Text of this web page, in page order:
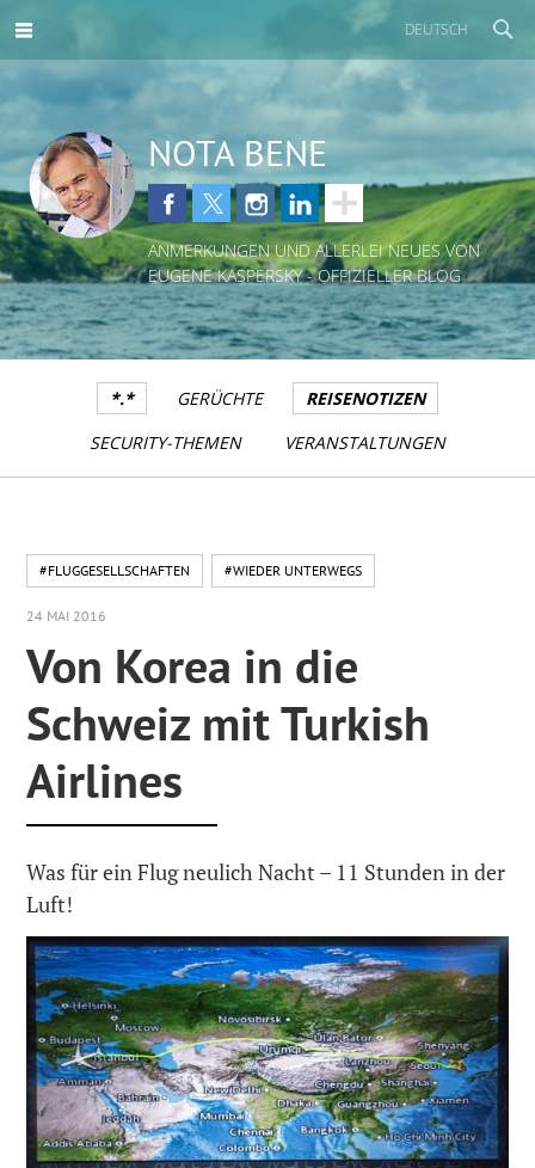
DEUTSCH
NOTA BENE
ANMERKUNGEN UND ALLERLEI NEUES VON
EUGENE KASPERSKY - OFFIZIELLER BLOG
*.* GERÜCHTE
REISENOTIZEN
SECURITY-THEMEN
VERANSTALTUNGEN
#FLUGGESELLSCHAFTEN #WIEDER UNTERWEGS
24 MAI 2016
Von Korea in die
Schweiz mit Turkish
Airlines
Was für ein Flug neulich Nacht – 11 Stunden in der
Luft!